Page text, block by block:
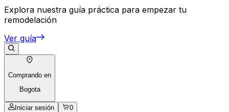
Explora nuestra guía práctica para empezar tu
remodelación
Ver guía
Comprando en
Bogota
Iniciar sesión 0